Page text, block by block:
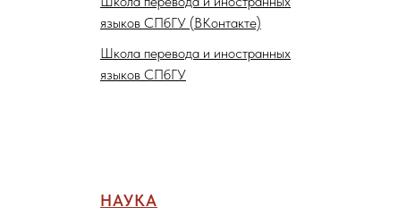
языков СПбГУ (ВКонтакте)
Школа перевода и иностранных
языков СПбГУ
НАУКА